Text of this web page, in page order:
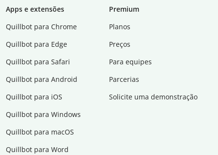
Apps e extensões
Quillbot para Chrome
Quillbot para Edge
Quillbot para Safari
Quillbot para Android
Quillbot para iOS
Quillbot para Windows
Quillbot para macOS
Quillbot para Word
Premium
Planos
Preços
Para equipes
Parcerias
Solicite uma demonstração